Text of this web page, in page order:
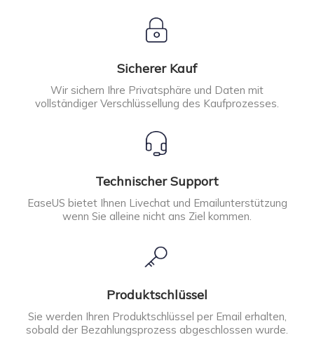
Sicherer Kauf
Wir sichern Ihre Privatsphäre und Daten mit
vollständiger Verschlüssellung des Kaufprozesses.
Technischer Support
EaseUS bietet Ihnen Livechat und Emailunterstützung
wenn Sie alleine nicht ans Ziel kommen.
Produktschlüssel
Sie werden Ihren Produktschlüssel per Email erhalten,
sobald der Bezahlungsprozess abgeschlossen wurde.